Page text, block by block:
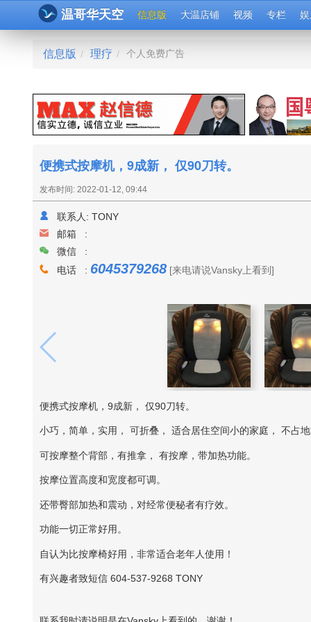
温哥华天空 信息版 大温店铺 视频 专栏
信息版 / 理疗 / 个人免费广告
便携式按摩机，9成新， 仅90刀转。
发布时间: 2022-01-12, 09:44
联系人: TONY
邮箱 :
微信 :
电话 : 6045379268 [来电请说Vansky上看到]
便携式按摩机，9成新， 仅90刀转。
小巧，简单，实用， 可折叠， 适合居住空间小的家庭， 不占
可按摩整个背部，有推拿， 有按摩，带加热功能。
按摩位置高度和宽度都可调。
还带臀部加热和震动，对经常便秘者有疗效。
功能一切正常好用。
自认为比按摩椅好用，非常适合老年人使用！
有兴趣者致短信 604-537-9268 TONY